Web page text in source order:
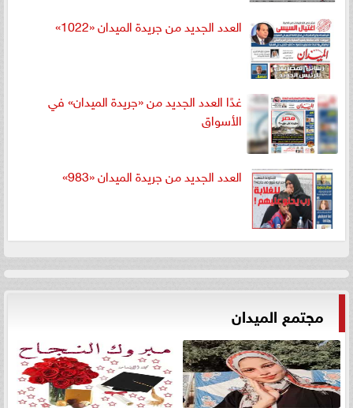
العدد الجديد من جريدة الميدان «1022»
غدًا العدد الجديد من «جريدة الميدان» في
الأسواق
العدد الجديد من جريدة الميدان «983»
مجتمع الميدان